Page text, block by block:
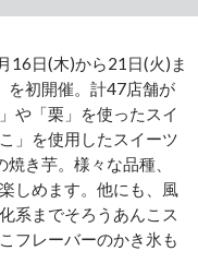
16日(木)から21日(火)ま
を初開催。計47店舗が
や「栗」を使ったスイ
」を使用したスイーツ
き芋。様々な品種、
しめます。他にも、風
系までそろうあんこス
フレーバーのかき氷も